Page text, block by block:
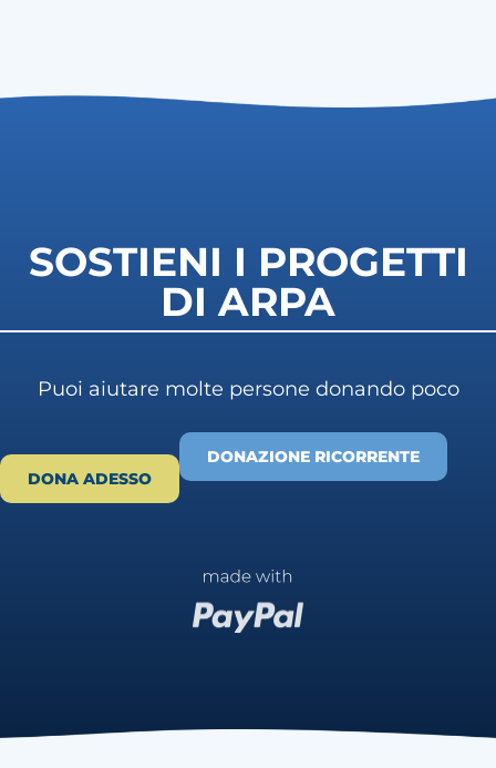
SOSTIENI I PROGETTI
DI ARPA
Puoi aiutare molte persone donando poco
DONA ADESSO
DONAZIONE RICORRENTE